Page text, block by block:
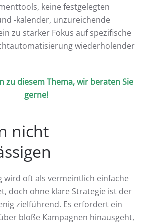
keine festgelegten
-kalender, unzureichende
zu starker Fokus auf spezifische
wiederholender
zu diesem Thema,wir beraten Sie
gerne!
nicht
wird oft als vermeintlich einfache
doch ohne klare Strategie ist der
zielführend. Es erfordert ein
bloße Kampagnen hinausgeht,